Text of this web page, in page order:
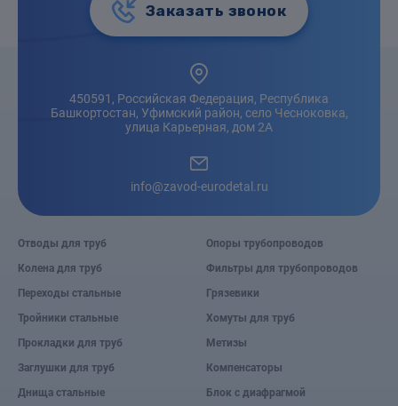
Заказать звонок
450591, Российская Федерация, Республика
Башкортостан, Уфимский район, село Чесноковка,
улица Карьерная, дом 2А
info@zavod-eurodetal.ru
Отводы для труб
Колена для труб
Переходы стальные
Тройники стальные
Прокладки для труб
Заглушки для труб
Днища стальные
Опоры трубопроводов
Фильтры для трубопроводов
Грязевики
Хомуты для труб
Метизы
Компенсаторы
Блок с диафрагмой